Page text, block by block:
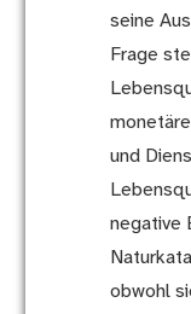
seine
Frage
und
negative
obwohl